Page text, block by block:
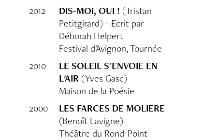
2012
DIS-MOI, OUI ! (Tristan
Petitgirard) - Ecrit par
Déborah Helpert
Festival d'Avignon, Tournée
2010
LE SOLEIL S'ENVOIE EN
L'AIR (Yves Gasc)
Maison de la Poésie
2000
LES FARCES DE MOLIERE
(Benoît Lavigne)
Théâtre du Rond-Point